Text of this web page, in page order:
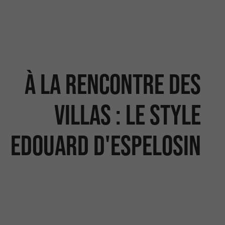
À la rencontre des
villas : Le style
Edouard d'Espelosin